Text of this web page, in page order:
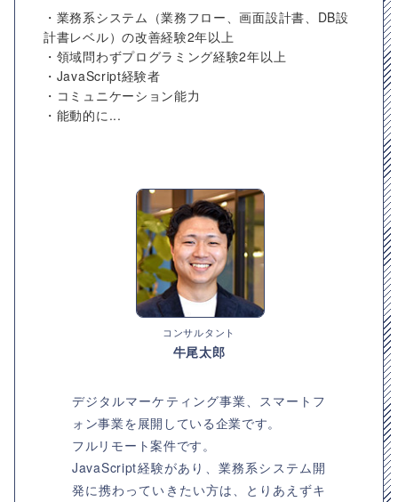
・業務系システム（業務フロー、画面設計書、DB設
計書レベル）の改善経験2年以上
・領域問わずプログラミング経験2年以上
・JavaScript経験者
・コミュニケーション能力
・能動的に...
コンサルタント
牛尾太郎
デジタルマーケティング事業、スマートフ
ォン事業を展開している企業です。
フルリモート案件です。
JavaScript経験があり、業務系システム開
発に携わっていきたい方は、とりあえずキ